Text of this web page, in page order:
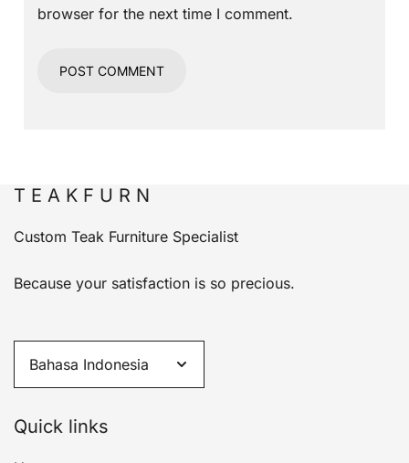
browser for the next time I comment.
T E A K F U R N
Custom Teak Furniture Specialist
Because your satisfaction is so precious.
Quick links